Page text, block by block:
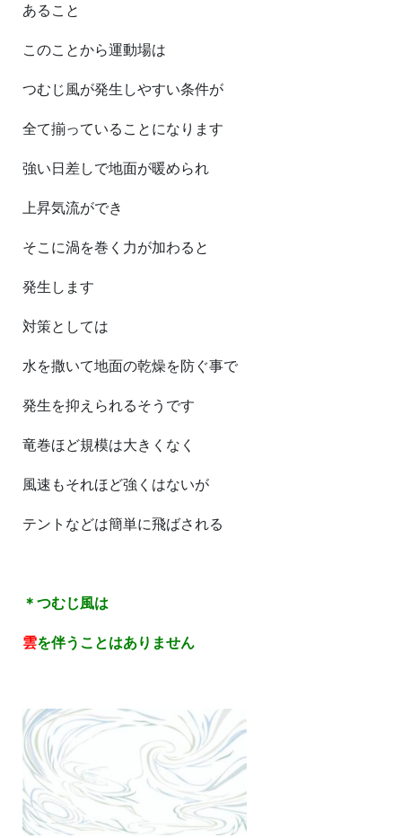
あること
このことから運動場は
つむじ風が発生しやすい条件が
全て揃っていることになります
強い日差しで地面が暖められ
上昇気流ができ
そこに渦を巻く力が加わると
発生します
対策としては
水を撒いて地面の乾燥を防ぐ事で
発生を抑えられるそうです
竜巻ほど規模は大きくなく
風速もそれほど強くはないが
テントなどは簡単に飛ばされる
＊つむじ風は
雲を伴うことはありません